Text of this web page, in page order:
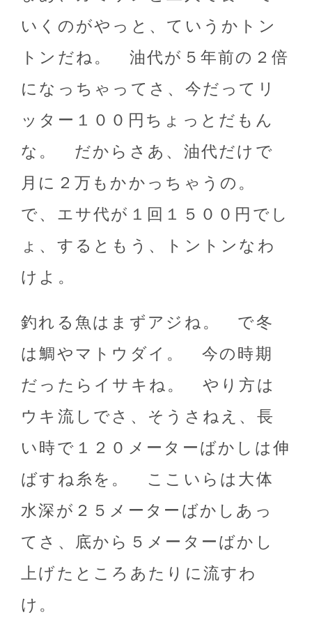
いくのがやっと、ていうかトン
トンだね。 油代が５年前の２倍
になっちゃってさ、今だってリ
ッター１００円ちょっとだもん
な。 だからさあ、油代だけで
月に２万もかかっちゃうの。
で、エサ代が１回１５００円でし
ょ、するともう、トントンなわ
けよ。
釣れる魚はまずアジね。 で冬
は鯛やマトウダイ。 今の時期
だったらイサキね。 やり方は
ウキ流しでさ、そうさねえ、長
い時で１２０メーターばかしは伸
ばすね糸を。 ここいらは大体
水深が２５メーターばかしあっ
てさ、底から５メーターばかし
上げたところあたりに流すわ
け。